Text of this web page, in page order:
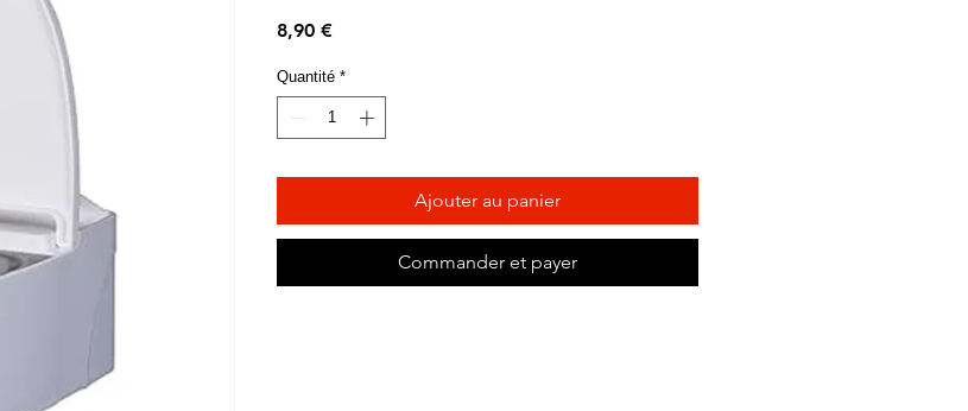
8,90 €Prix
Quantité *
Ajouter au panier
Commander et payer